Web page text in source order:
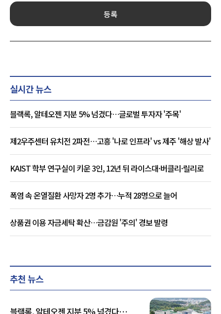
등록
실시간 뉴스
블랙록, 알테오젠 지분 5% 넘겼다…글로벌 투자자 '주목'
제2우주센터 유치전 2파전…고흥 '나로 인프라' vs 제주 '해상 발사'
KAIST 학부 연구실이 키운 3인, 12년 뒤 라이스대·버클리·릴리로
폭염 속 온열질환 사망자 2명 추가…누적 28명으로 늘어
상품권 이용 자금세탁 확산…금감원 '주의' 경보 발령
추천 뉴스
블랙록, 알테오젠 지분 5% 넘겼다…